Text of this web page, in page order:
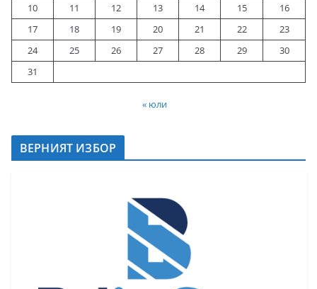
10
11 12 13 14 15
16
17
18 19 20 21 22
23
24
25 26 27 28 29
30
31
« юли
ВЕРНИЯТ ИЗБОР